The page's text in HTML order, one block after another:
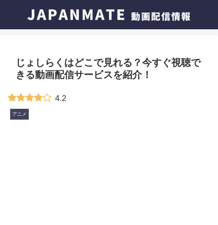
じょしらくはどこで見れる？今すぐ視聴で
きる動画配信サービスを紹介！
4.2
アニメ